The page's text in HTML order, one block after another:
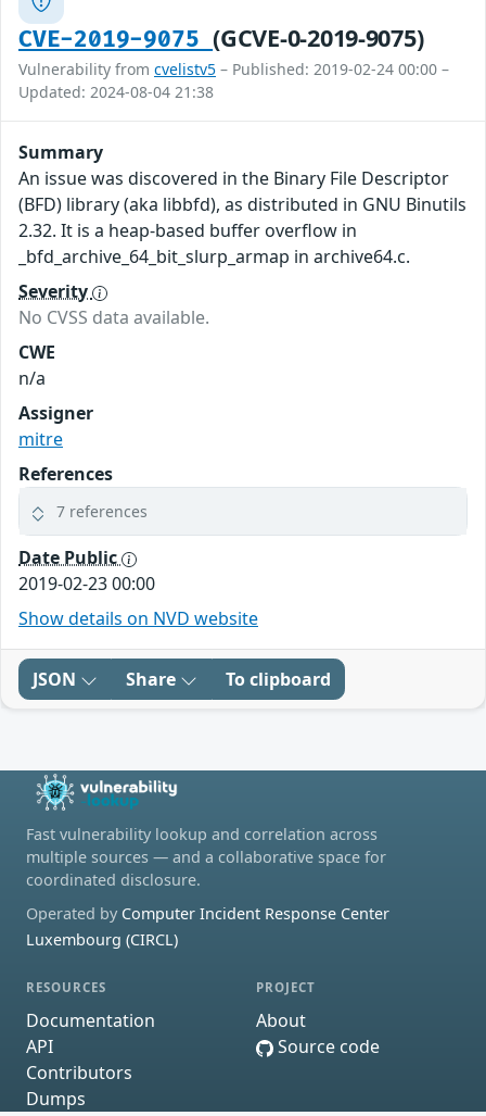
CVE-2019-9075(GCVE-0-2019-9075)
Vulnerability from cvelistv5 – Published: 2019-02-24 00:00 –
Updated: 2024-08-04 21:38
Summary
An issue was discovered in the Binary File Descriptor
(BFD) library (aka libbfd), as distributed in GNU Binutils
2.32. It is a heap-based buffer overflow in
_bfd_archive_64_bit_slurp_armap in archive64.c.
Severity
No CVSS data available.
CWE
n/a
Assigner
mitre
References
7 references
Date Public
2019-02-23 00:00
Show details on NVD website
JSON Share To clipboard
Fast vulnerability lookup and correlation across
multiple sources — and a collaborative space for
coordinated disclosure.
Operated by Computer Incident Response Center
Luxembourg (CIRCL)
RESOURCES
Documentation
API
Contributors
Dumps
PROJECT
About
Source code